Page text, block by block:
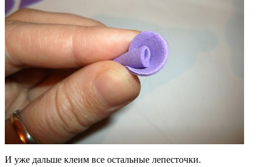
И уже дальше клеим все остальные лепесточки.